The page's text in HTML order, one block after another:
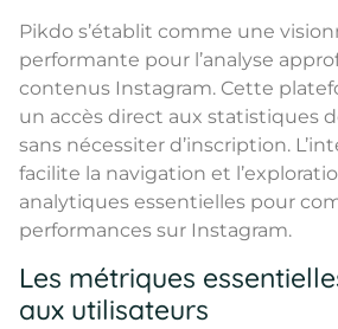
Pikdo s’établit comme une
performante pour l’analyse
contenus Instagram. Cette
un accès direct aux statistiques
sans nécessiter d’inscription.
facilite la navigation et
analytiques essentielles pour
performances sur Instagram.
Les métriques
aux utilisateurs